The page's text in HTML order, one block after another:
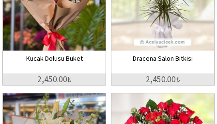
Kucak Dolusu Buket
2,450.00₺
Dracena Salon Bitkisi
2,450.00₺